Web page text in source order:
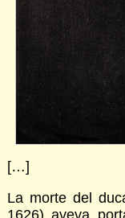
[…]
La morte del
1626) aveva